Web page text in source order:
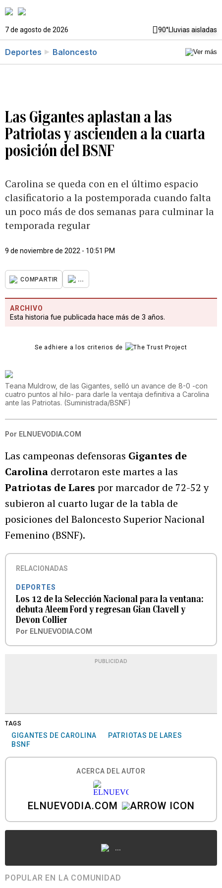
7 de agosto de 2026 90°Lluvias aisladas
Deportes Baloncesto
Las Gigantes aplastan a las
Patriotas y ascienden a la cuarta
posición del BSNF
Carolina se queda con en el último espacio
clasificatorio a la postemporada cuando falta
un poco más de dos semanas para culminar la
temporada regular
9 de noviembre de 2022 - 10:51 PM
COMPARTIR ...
ARCHIVO
Esta historia fue publicada hace más de 3 años.
Se adhiere a los criterios de
Teana Muldrow, de las Gigantes, selló un avance de 8-0 -con
cuatro puntos al hilo- para darle la ventaja definitiva a Carolina
ante las Patriotas. (Suministrada/BSNF)
Por ELNUEVODIA.COM
Las campeonas defensoras Gigantes de
Carolina derrotaron este martes a las
Patriotas de Lares por marcador de 72-52 y
subieron al cuarto lugar de la tabla de
posiciones del Baloncesto Superior Nacional
Femenino (BSNF).
RELACIONADAS
DEPORTES
Los 12 de la Selección Nacional para la ventana:
debuta Aleem Ford y regresan Gian Clavell y
Devon Collier
Por ELNUEVODIA.COM
PUBLICIDAD
TAGS
GIGANTES DE CAROLINA
PATRIOTAS DE LARES
BSNF
ACERCA DEL AUTOR
ELNUEVODIA.COM
...
POPULAR EN LA COMUNIDAD